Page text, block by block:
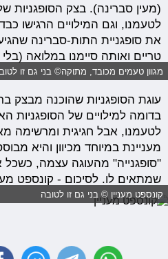
(מעין סברינה). בצק הסופגניות
לטעמנו, וגם המילויים הרגישו
את סופגניית התות-סברינה
טריים ואותה סיימנו במלואה
מגוון טעמים מכובד, מתוקה© בני גם זו
עוגת הסופגניות שהוכנה מבצק
בדומה למילויים של הסופגניות
לטעמנו, אבל חגיגית ומרשימה
מעניינת במיוחד מכיוון והיא
"סופגנייה" מהעוגה עצמה,
שמתאים לו. לסיכום - קונספט
קונספט מעניין © בני גם זו לטובה